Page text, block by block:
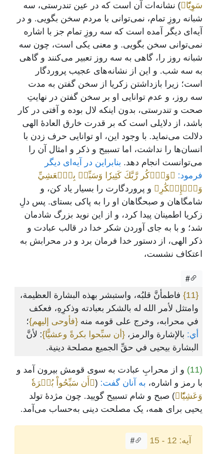
سَوِيّٗا﴾) نشانه‌ات آن است که در عین تندرستی، سه
شبانه روزِ تمام، نمی‌توانی با مردم سخن بگویی. و در
آیه‌ای دیگر آمده است که سه روزِ تمام جز با اشاره
نمی‌توانی سخن بگویی. و معنی یکی است، چون سه
شبانه روز را، گاهی به سه روز تعبیر می‌کنند و گاهی
به سه شب. و این از نشانه‌های عجیب پروردگار
است؛ زیرا بازداشتن زکریا از سخن گفتن به مدت
سه روز، و عدم توانایی او بر سخن گفتن در نهایتِ
صحت و تندرستی، بدون اینکه لال بوده و آفتی در کار
باشد، از دلایلی است که بر قدرت خارق العادۀ الهی
دلالت می‌نماید. با وجود این، او توانایی حرف زدن با
انسان‌ها را نداشت، اما تسبیح و ذکر و امثال آن را
می‌توانست انجام دهد. بنابراین در آیه‌ای دیگر
فرمود: ﴿وَٱذۡكُر رَّبَّكَ كَثِيرٗا وَسَبِّحۡ بِٱلۡعَشِيِّ
وَٱلۡإِبۡكَٰرِ﴾ و پروردگارت را بسیار یاد کن، و
شامگاهان و صبحگاهان او را به پاکی بستای. پس دلِ
زکریا اطمینان پیدا کرد، و از این نوید بزرگ شادمان
شد؛ و با به جای آوردن شکر خدا در قالب عبادت و
ذکر الهی، از دستور خدا فرمان برد و در محرابش به
اعتکاف نشست،
#
{11}
فاطمأنَّ قلبُه، واستبشر بهذه البشارة العظيمة،
وامتثل لأمر الله له بالشكر بعبادته وذكرِهِ، فعكف
في محرابه، وخرج على قومه منه {فأوحى إليهم}؛
أي: بالإشارة والرمز، {أن سبِّحوا بكرةً وعشيًّا}: لأنَّ
البشارة بيحيى في حقِّ الجميع مصلحة دينية.
(11)
و از محرابِ عبادت به سوی قومش بیرون آمد و
با رمز و اشاره، به آنان گفت: (﴿أَن سَبِّحُواْ بُكۡرَةٗ
وَعَشِيّٗا﴾) صبح و شام تسبیح گویید. چون مژدۀ تولد
یحیی برای همه، یک مصلحت دینی به‌حساب می‌آمد.
آیه: 12 - 15 #